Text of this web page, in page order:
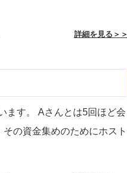
詳細を見る＞＞
ます。 Aさんとは5回ほど会
の資金集めのためにホスト